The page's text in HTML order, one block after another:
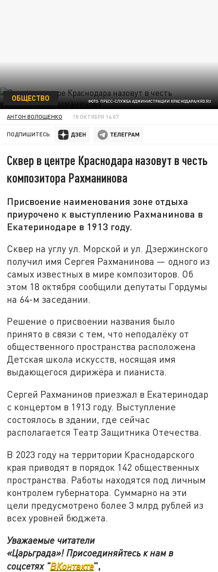
ФОТО: ПРЕСС-СЛУЖБА АДМИНИСТРАЦИИ КРАСНОДАРА/KRD.RU
ОБЩЕСТВО
АНТОН ВОЛОЩЕНКО 18 ОКТЯБРЯ 14:07
ПОДПИШИТЕСЬ:
Сквер в центре Краснодара назовут в честь
композитора Рахманинова
Присвоение наименования зоне отдыха
приурочено к выступлению Рахманинова в
Екатеринодаре в 1913 году.
Сквер на углу ул. Морской и ул. Дзержинского
получил имя Сергея Рахманинова — одного из
самых известных в мире композиторов. Об
этом 18 октября сообщили депутаты Гордумы
на 64-м заседании.
Решение о присвоении названия было
принято в связи с тем, что неподалёку от
общественного пространства расположена
Детская школа искусств, носящая имя
выдающегося дирижёра и пианиста.
Сергей Рахманинов приезжал в Екатеринодар
с концертом в 1913 году. Выступление
состоялось в здании, где сейчас
располагается Театр Защитника Отечества.
В 2023 году на территории Краснодарского
края приводят в порядок 142 общественных
пространства. Работы находятся под личным
контролем губернатора. Суммарно на эти
цели предусмотрено более 3 млрд рублей из
всех уровней бюджета.
Уважаемые читатели
«Царьграда»! Присоединяйтесь к нам в
соцсетях "ВКонтакте",